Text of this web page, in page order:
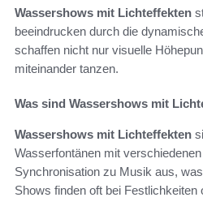
Wassershows mit Lichteffekten
beeindrucken durch die
schaffen nicht nur visuelle
miteinander tanzen.
Was sind Wassershows mit
Wassershows mit Lichteffekten
Wasserfontänen mit
Synchronisation zu Musik aus,
Shows finden oft bei